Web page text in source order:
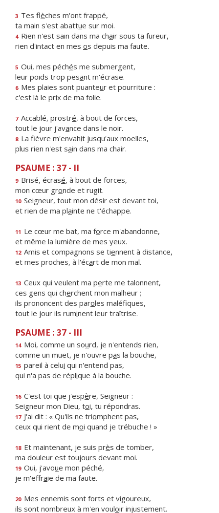
3 Tes flèches m'ont frappé,
ta main s'est abattue sur moi.
4 Rien n'est sain dans ma chair sous ta fureur,
rien d'intact en mes os depuis ma faute.
5 Oui, mes péchés me submergent,
leur poids trop pesant m'écrase.
6 Mes plaies sont puanteur et pourriture :
c'est là le prix de ma folie.
7 Accablé, prostré, à bout de forces,
tout le jour j'avance dans le noir.
8 La fièvre m'envahit jusqu'aux moelles,
plus rien n'est sain dans ma chair.
PSAUME : 37 - II
9 Brisé, écrasé, à bout de forces,
mon cœur gronde et rugit.
10 Seigneur, tout mon désir est devant toi,
et rien de ma plainte ne t'échappe.
11 Le cœur me bat, ma force m'abandonne,
et même la lumière de mes yeux.
12 Amis et compagnons se tiennent à distance,
et mes proches, à l'écart de mon mal.
13 Ceux qui veulent ma perte me talonnent,
ces gens qui cherchent mon malheur ;
ils prononcent des paroles maléfiques,
tout le jour ils ruminent leur traîtrise.
PSAUME : 37 - III
14 Moi, comme un sourd, je n'entends rien,
comme un muet, je n'ouvre pas la bouche,
15 pareil à celui qui n'entend pas,
qui n'a pas de réplique à la bouche.
16 C'est toi que j'espère, Seigneur :
Seigneur mon Dieu, toi, tu répondras.
17 J'ai dit : « Qu'ils ne triomphent pas,
ceux qui rient de moi quand je trébuche ! »
18 Et maintenant, je suis près de tomber,
ma douleur est toujours devant moi.
19 Oui, j'avoue mon péché,
je m'effraie de ma faute.
20 Mes ennemis sont forts et vigoureux,
ils sont nombreux à m'en vouloir injustement.